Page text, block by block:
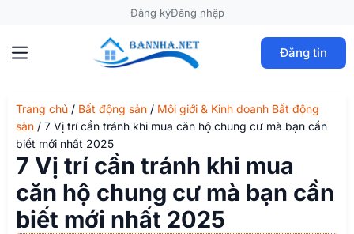
Đăng kýĐăng nhập
Đăng tin
Trang chủ / Bất động sản / Môi giới & Kinh doanh Bất động
sản / 7 Vị trí cần tránh khi mua căn hộ chung cư mà bạn cần
biết mới nhất 2025
7 Vị trí cần tránh khi mua
căn hộ chung cư mà bạn cần
biết mới nhất 2025